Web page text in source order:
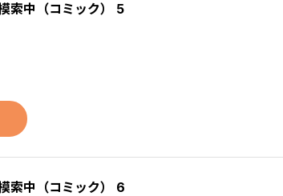
索中（コミック） 5
索中（コミック） 6